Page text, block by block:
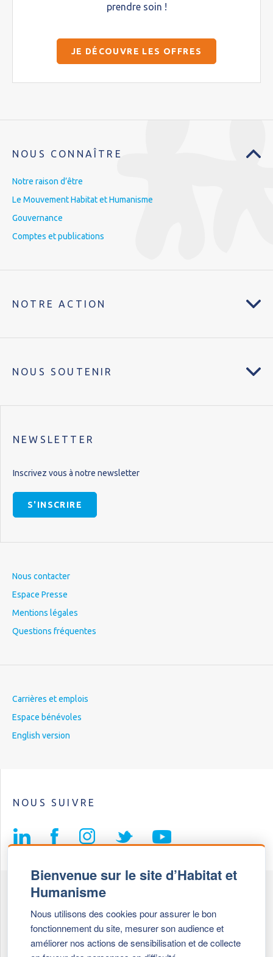
Bienvenue sur le site d’Habitat et
Humanisme
Nous utilisons des cookies pour assurer le bon
fonctionnement du site, mesurer son audience et
améliorer nos actions de sensibilisation et de collecte
prendre soin !
JE DÉCOUVRE LES OFFRES
NOUS CONNAÎTRE
Notre raison d’être
Le Mouvement Habitat et Humanisme
Gouvernance
Comptes et publications
NOTRE ACTION
NOUS SOUTENIR
NEWSLETTER
Inscrivez vous à notre newsletter
S'INSCRIRE
Nous contacter
Espace Presse
Mentions légales
Questions fréquentes
Carrières et emplois
Espace bénévoles
English version
NOUS SUIVRE
69647 Caluire et Cuire cedex